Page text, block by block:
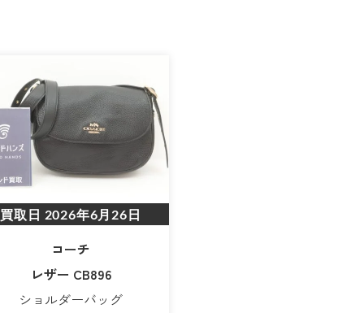
買取日 2026年6月26日
コーチ
レザー CB896
ショルダーバッグ